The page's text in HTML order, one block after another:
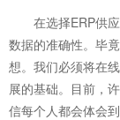
在选择ERP供
数据的准确性。毕
想。我们必须将在
展的基础。目前，
信每个人都会体会到